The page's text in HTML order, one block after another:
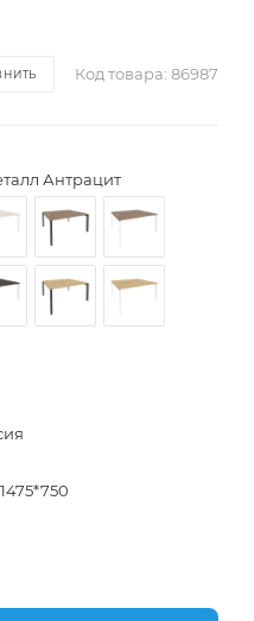
Код товара: 86987
Антрацит